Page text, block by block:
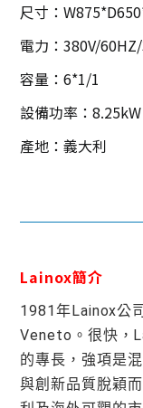
尺寸：
電力：380V/
容量：6*1/1
設備功率：8.25kW
產地：義大利
Lainox簡介
1981年Lainox公
Veneto。很快，
的專長，強項是
與創新品質脫穎